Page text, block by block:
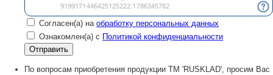
Согласен(а) на обработку персональных данных
Ознакомлен(а) с Политикой конфиденциальности
По вопросам приобретения продукции TM 'RUSKLAD', просим Вас